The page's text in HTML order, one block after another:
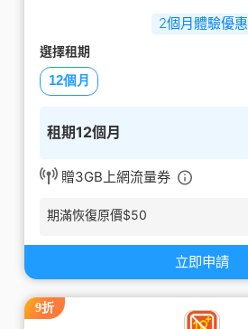
2個月體驗優惠
選擇租期
12個月
租期12個月
贈3GB上網流量券
期滿恢復原價$50
立即申請
9折